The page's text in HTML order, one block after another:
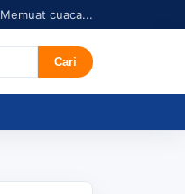
Memuat cuaca...
Cari